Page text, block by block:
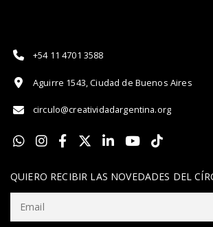
+54 11 4701 3588
Aguirre 1543, Ciudad de Buenos Aires
circulo@creatividadargentina.org
QUIERO RECIBIR LAS NOVEDADES DEL